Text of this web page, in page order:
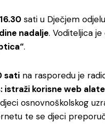
sati u Dječjem
nadalje. Voditeljica
.
sati na rasporedu je
istraži korisne web
osnovnoškolskog
te se djeci